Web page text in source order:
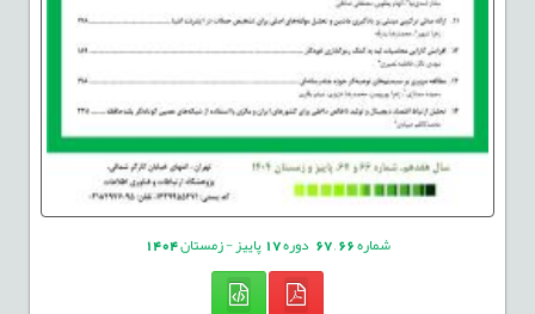
شماره66
,
67 دوره17پاییز - زمستان1404